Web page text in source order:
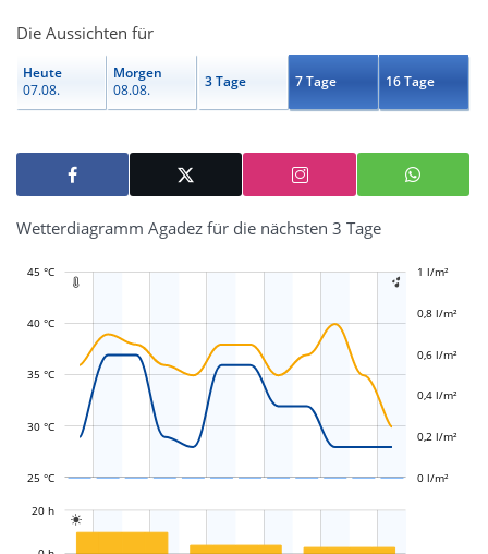
Die Aussichten für
Heute
07.08.
Morgen
08.08.
3 Tage 7 Tage 16 Tage
Wetterdiagramm Agadez für die nächsten 3 Tage
 
30 °C
45 °C
40 °C
35 °C
25 °C
-0,4 l/m²
-0,2 l/m²
0 l/m²
0,2 l/m²
0,4 l/m²
0,6 l/m²
0,8 l/m²
1 l/m²
1,2 l/m²

20 h